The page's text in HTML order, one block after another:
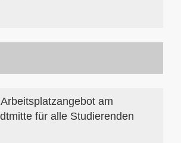
am
für alle Studierenden